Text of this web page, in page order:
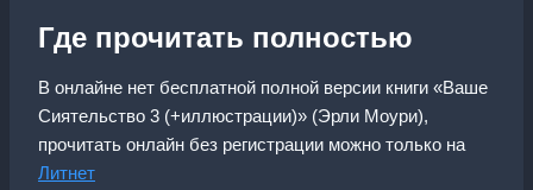
Где прочитать полностью
В онлайне нет бесплатной полной версии книги «Ваше
Сиятельство 3 (+иллюстрации)» (Эрли Моури),
прочитать онлайн без регистрации можно только на
Литнет